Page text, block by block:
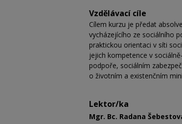
Vzdělávací cíle
Cílem kurzu je předat
vycházejícího ze sociálního
praktickou orientaci v síti
jejich kompetence v
podpoře, sociálním
o životním a existenčním
Lektor/ka
Mgr. Bc. Radana